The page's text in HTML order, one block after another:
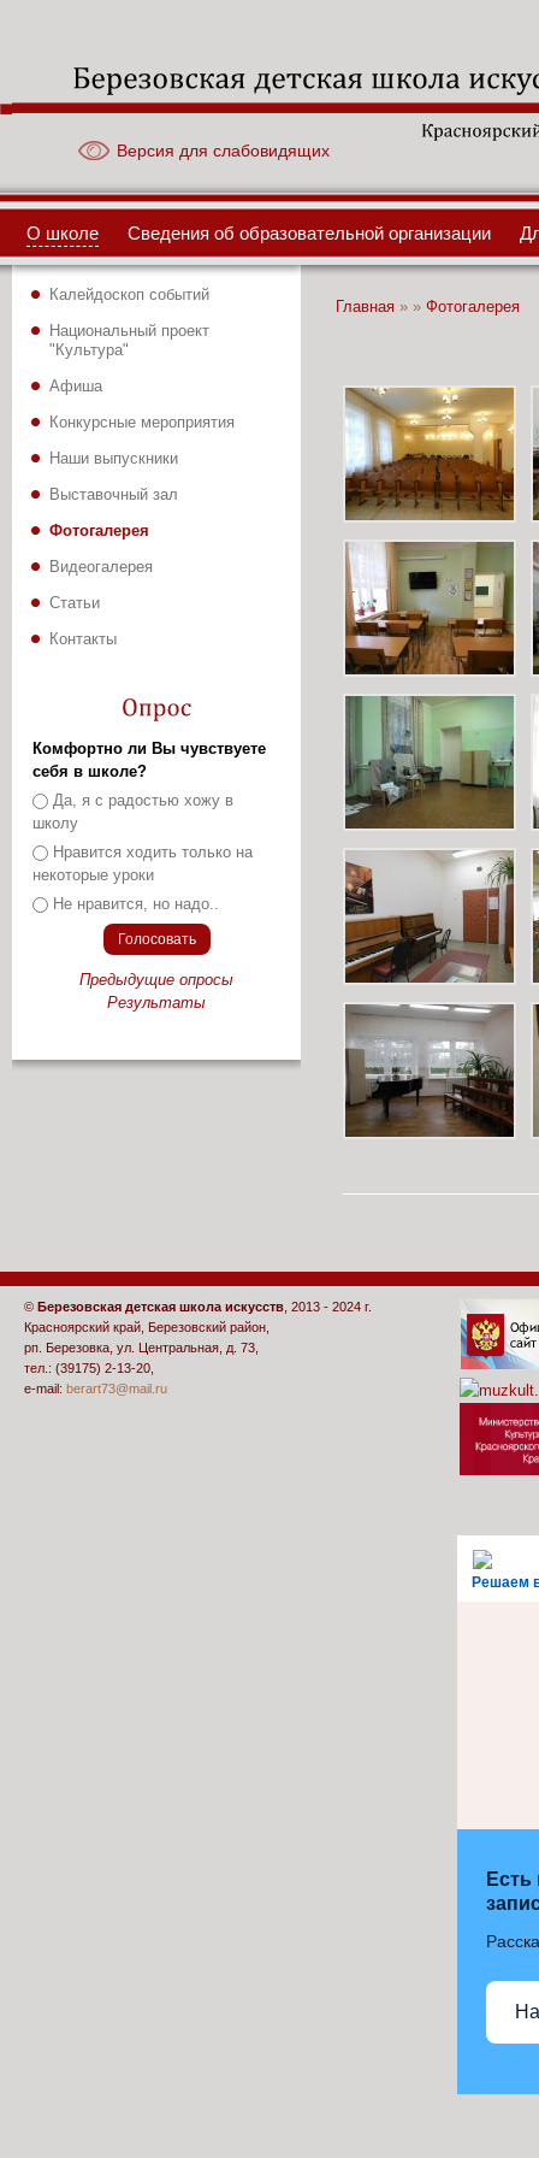
Версия для слабовидящих
О школе Сведения об образовательной организации
Калейдоскоп событий
Национальный проект
"Культура"
Афиша
Конкурсные мероприятия
Наши выпускники
Выставочный зал
Фотогалерея
Видеогалерея
Статьи
Контакты
Комфортно ли Вы чувствуете
себя в школе?
Варианты
Да, я с радостью хожу в
школу
Нравится ходить только на
некоторые уроки
Не нравится, но надо..
Предыдущие опросы
Результаты
Вы здесь
Главная » » Фотогалерея
© Березовская детская школа искусств , 2013 - 2024 г.
Красноярский край, Березовский район,
рп. Березовка, ул. Центральная, д. 73,
тел.: (39175) 2-13-20,
e-mail: berart73@mail.ru
Решаем